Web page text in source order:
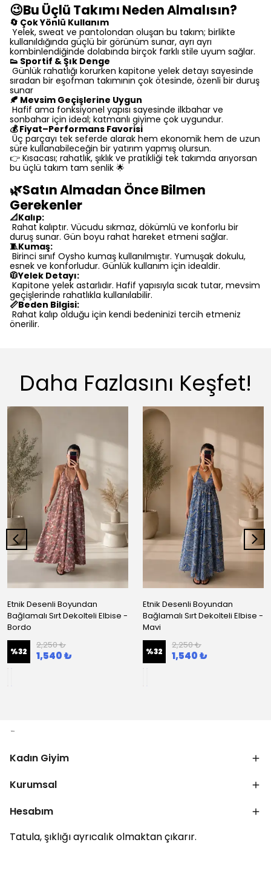
😉Bu Üçlü Takımı Neden Almalısın?
🔄 Çok Yönlü Kullanım
Yelek, sweat ve pantolondan oluşan bu takım; birlikte
kullanıldığında güçlü bir görünüm sunar, ayrı ayrı
kombinlendiğinde dolabında birçok farklı stile uyum sağlar.
👟 Sportif & Şık Denge
Günlük rahatlığı korurken kapitone yelek detayı sayesinde
sıradan bir eşofman takımının çok ötesinde, özenli bir duruş
sunar
🍂 Mevsim Geçişlerine Uygun
Hafif ama fonksiyonel yapısı sayesinde ilkbahar ve
sonbahar için ideal; katmanlı giyime çok uygundur.
💰 Fiyat–Performans Favorisi
Üç parçayı tek seferde alarak hem ekonomik hem de uzun
süre kullanabileceğin bir yatırım yapmış olursun.
👉 Kısacası; rahatlık, şıklık ve pratikliği tek takımda arıyorsan
bu üçlü takım tam senlik 🌟
🌿Satın Almadan Önce Bilmen
Gerekenler
📐Kalıp:
Rahat kalıptır. Vücudu sıkmaz, dökümlü ve konforlu bir
duruş sunar. Gün boyu rahat hareket etmeni sağlar.
🧵Kumaş:
Birinci sınıf Oysho kumaş kullanılmıştır. Yumuşak dokulu,
esnek ve konforludur. Günlük kullanım için idealdir.
🧥Yelek Detayı:
Kapitone yelek astarlıdır. Hafif yapısıyla sıcak tutar, mevsim
geçişlerinde rahatlıkla kullanılabilir.
📏Beden Bilgisi:
Rahat kalıp olduğu için kendi bedeninizi tercih etmeniz
önerilir.
Daha Fazlasını Keşfet!
Etnik Desenli Boyundan
Bağlamalı Sırt Dekolteli Elbise -
Bordo
%32
2,250 ₺
1,540 ₺
Etnik Desenli Boyundan
Bağlamalı Sırt Dekolteli Elbise -
Mavi
%32
2,250 ₺
1,540 ₺
Kadın Giyim
Kurumsal
Hesabım
Tatula, şıklığı ayrıcalık olmaktan çıkarır.